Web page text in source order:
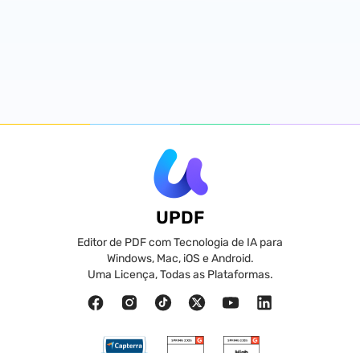
UPDF
Editor de PDF com Tecnologia de IA para
Windows, Mac, iOS e Android.
Uma Licença, Todas as Plataformas.